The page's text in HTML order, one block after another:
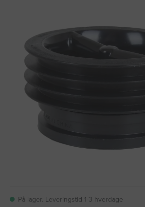
På lager. Leveringstid 1-3 hverdage